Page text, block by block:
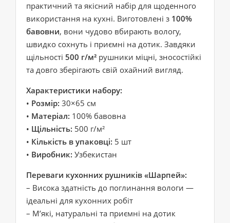
практичний та якісний набір для щоденного
використання на кухні. Виготовлені з 100%
бавовни, вони чудово вбирають вологу,
швидко сохнуть і приємні на дотик. Завдяки
щільності 500 г/м² рушники міцні, зносостійкі
та довго зберігають свій охайний вигляд.
Характеристики набору:
• Розмір: 30×65 см
• Матеріал: 100% бавовна
• Щільність: 500 г/м²
• Кількість в упаковці: 5 шт
• Виробник: Узбекистан
Переваги кухонних рушників «Шарпей»:
– Висока здатність до поглинання вологи —
ідеальні для кухонних робіт
– М’які, натуральні та приємні на дотик